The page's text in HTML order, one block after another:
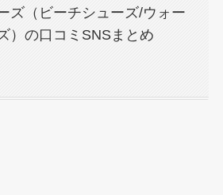
ズ（ビーチシューズ/ウォー
）の口コミSNSまとめ